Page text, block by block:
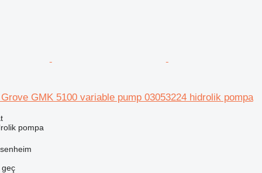
GMK 5100 variable pump 03053224 hidrolik pompa
pompa
geç